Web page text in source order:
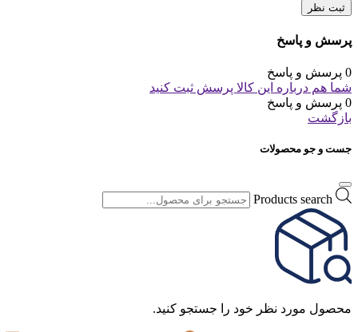
ثبت نظر
پرسش و پاسخ
0 پرسش و پاسخ
شما هم درباره این کالا پرسش ثبت کنید
0 پرسش و پاسخ
بازگشت
جست و جو محصولات
Products search
محصول مورد نظر خود را جستجو کنید.